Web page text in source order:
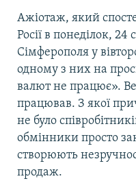
Ажіотаж, який
Росії в понеділок,
Сімферополя у
одному з них на
валют не працює».
працював. З якої
не було
обмінники просто
створюють
продаж.